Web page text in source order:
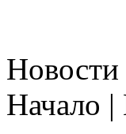
Новости
Начало |